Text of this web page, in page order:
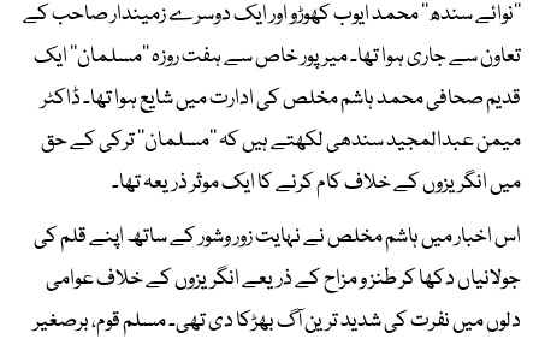
’’نوائے سندھ‘‘ محمد ایوب کھوڑو اور ایک دوسرے زمیندار صاحب کے
تعاون سے جاری ہوا تھا۔ میرپور خاص سے ہفت روزہ ’’مسلمان‘‘ ایک
قدیم صحافی محمد ہاشم مخلص کی ادارت میں شایع ہوا تھا۔ ڈاکٹر
میمن عبدالمجید سندھی لکھتے ہیں کہ ’’مسلمان‘‘ ترکی کے حق
میں انگریزوں کے خلاف کام کرنے کا ایک موثر ذریعہ تھا۔
اس اخبار میں ہاشم مخلص نے نہایت زور وشور کے ساتھ اپنے قلم کی
جولانیاں دکھا کر طنز و مزاح کے ذریعے انگریزوں کے خلاف عوامی
دلوں میں نفرت کی شدید ترین آگ بھڑکا دی تھی۔ مسلم قوم، برصغیر